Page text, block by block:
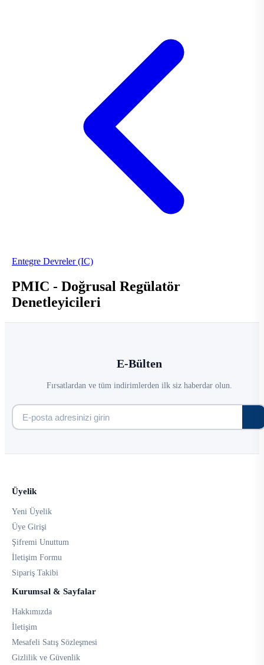
Entegre Devreler (IC)
PMIC - Doğrusal Regülatör
Denetleyicileri
E-Bülten
Fırsatlardan ve tüm indirimlerden ilk siz haberdar olun.
Üyelik
Yeni Üyelik
Üye Girişi
Şifremi Unuttum
İletişim Formu
Sipariş Takibi
Kurumsal & Sayfalar
Hakkımızda
İletişim
Mesafeli Satış Sözleşmesi
Gizlilik ve Güvenlik